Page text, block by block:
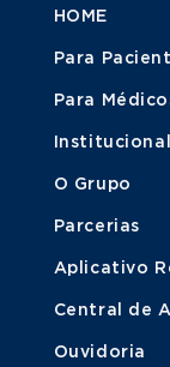
HOME
Para
Para
Institucional
O Grupo
Parcerias
Aplicativo
Central de
Ouvidoria